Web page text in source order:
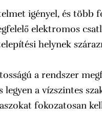
igényel, és több
elektromos
helynek
a rendszer
a vízszintes
fokozatosan